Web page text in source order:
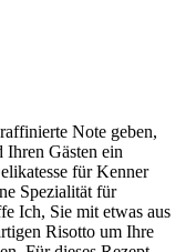
Note geben,
Ihren Gästen ein
für Kenner
Spezialität für
Ich, Sie mit etwas aus
Risotto um Ihre